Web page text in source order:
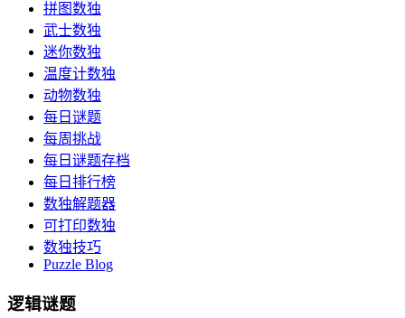
拼图数独
武士数独
迷你数独
温度计数独
动物数独
每日谜题
每周挑战
每日谜题存档
每日排行榜
数独解题器
可打印数独
数独技巧
Puzzle Blog
逻辑谜题